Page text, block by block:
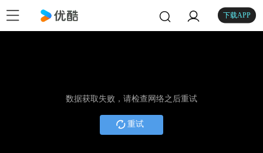
下载APP
数据获取失败，请检查网络之后重试
重试